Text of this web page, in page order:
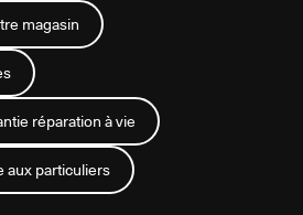
magasin
réparation à vie
aux particuliers